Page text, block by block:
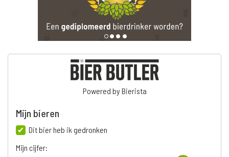
Powered by Bierista
Mijn bieren
Dit bier heb ik gedronken
Mijn cijfer: